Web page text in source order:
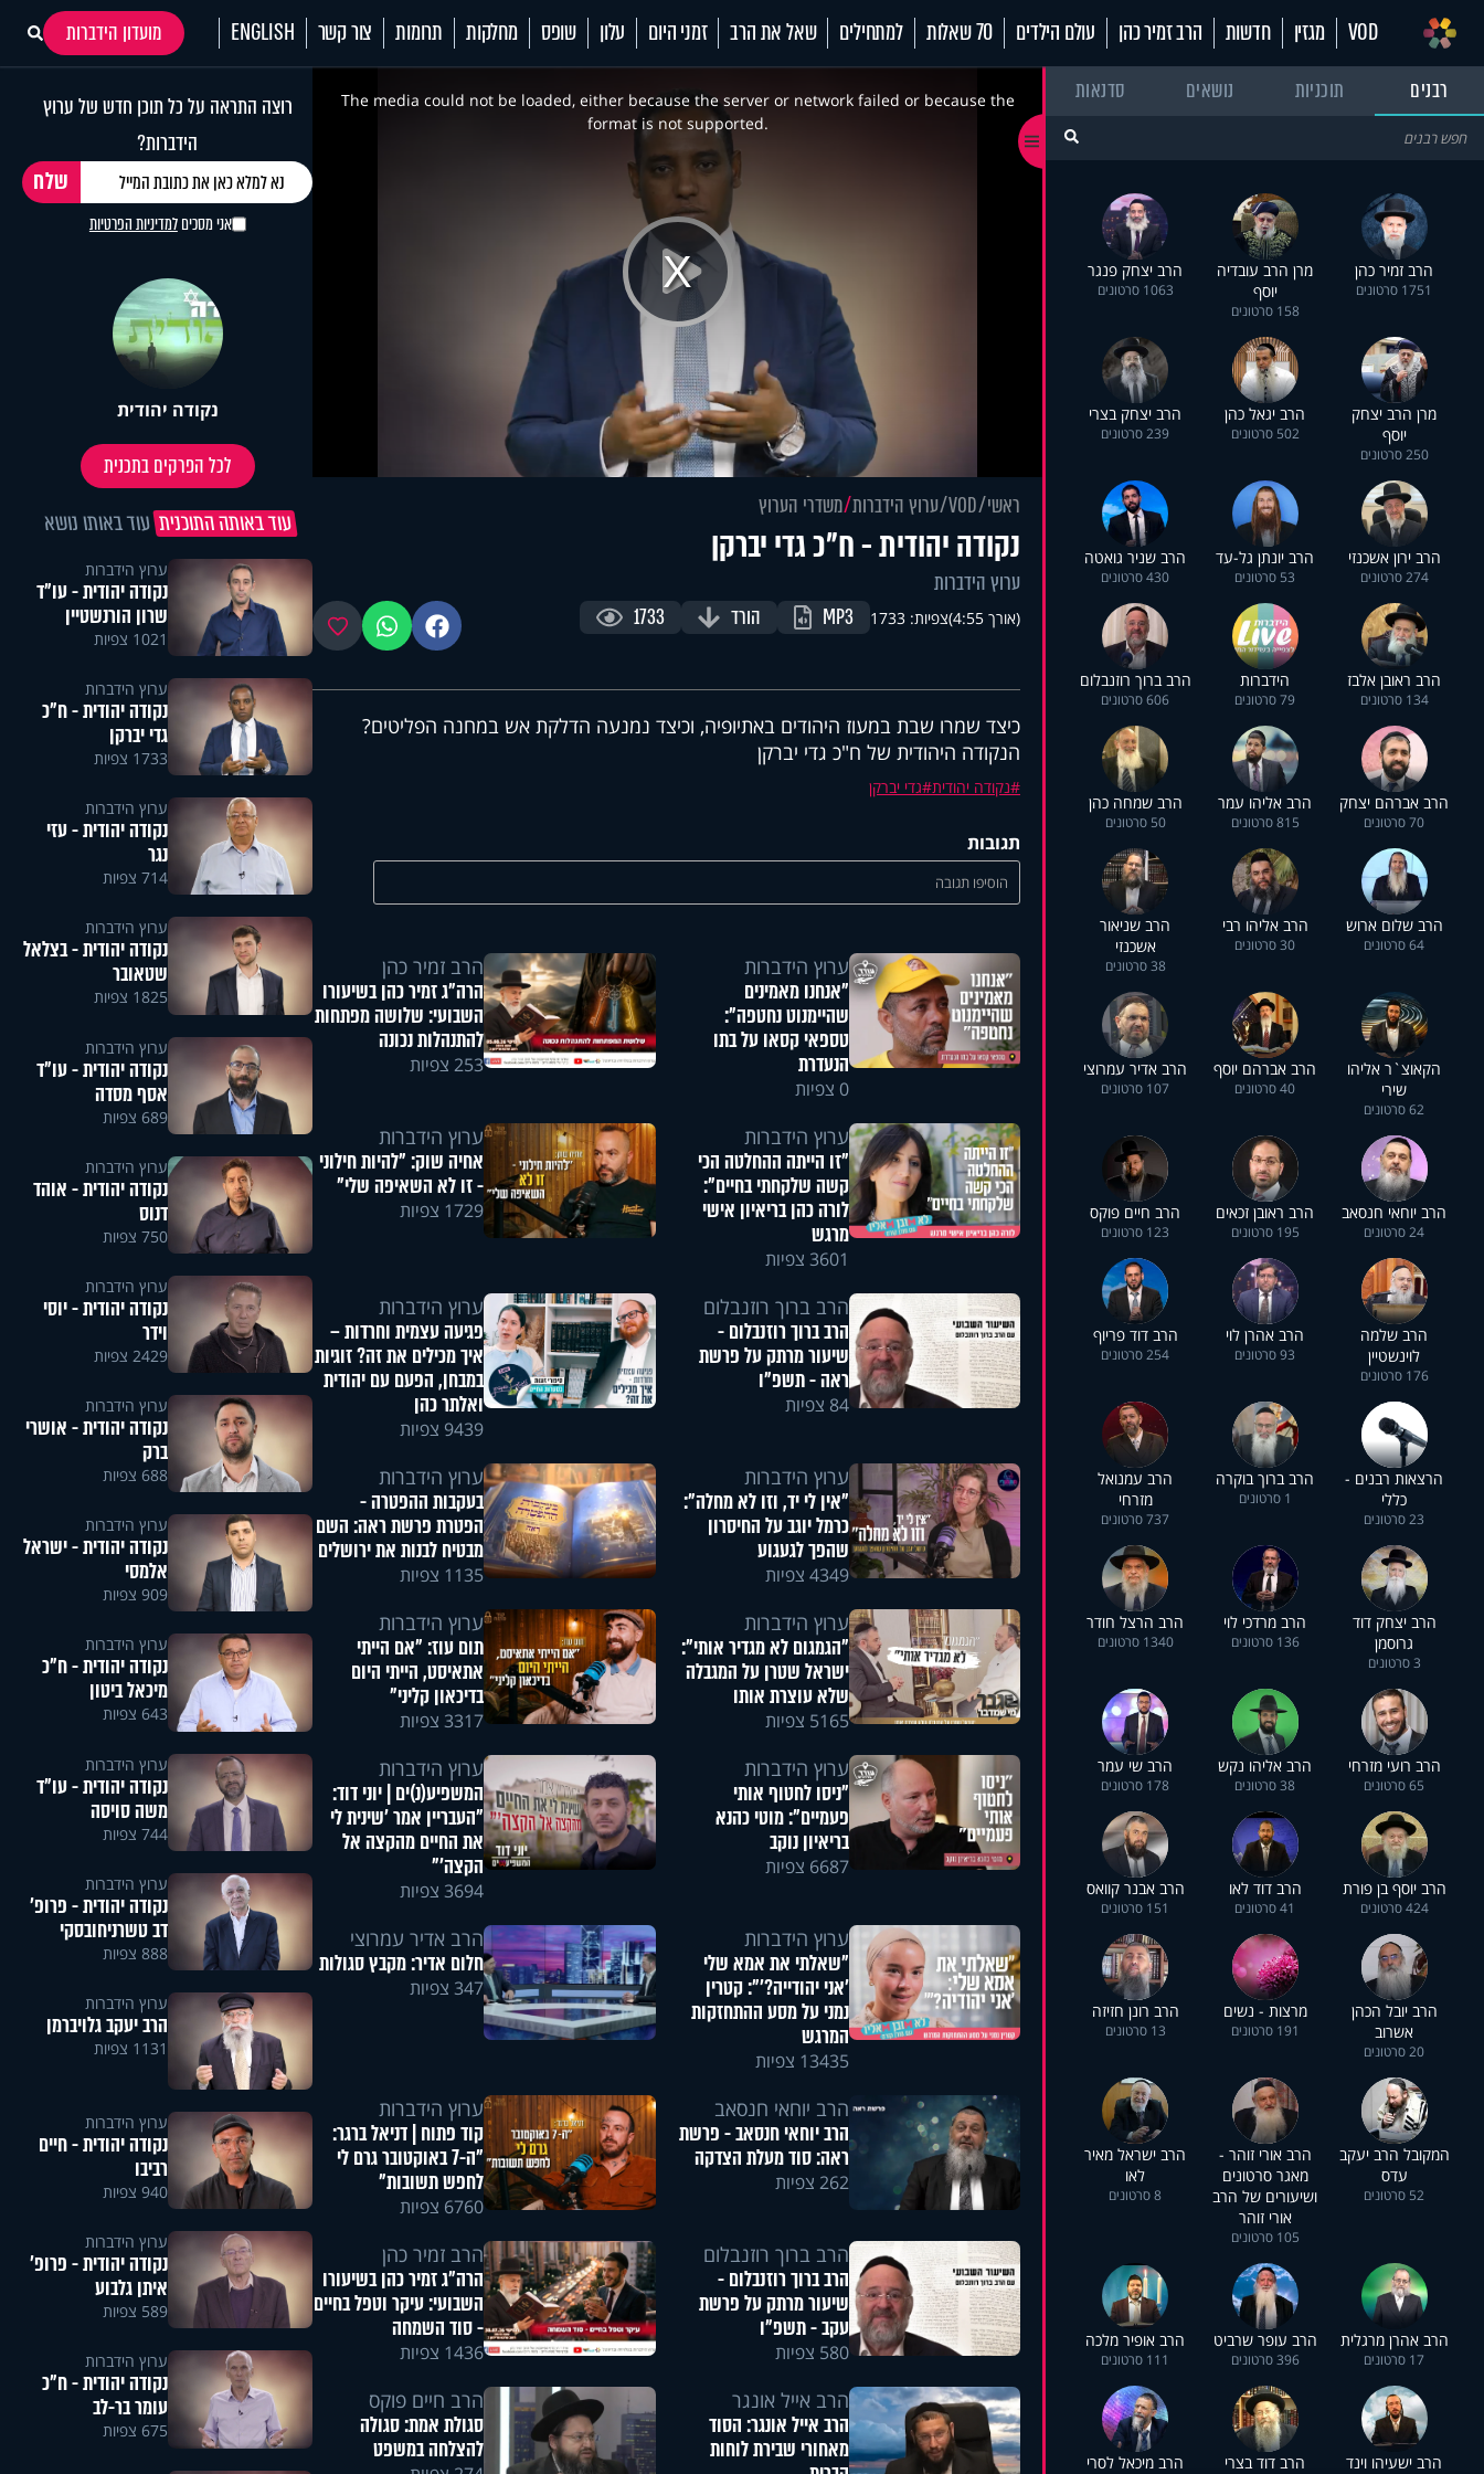
VOD מגזין חדשות הרב זמיר כהן עולם הילדים 70 שאלות למתחילים שאל את הרב זמני היום עלון שופס מחלקות תרומות צור קשר ENGLISH
מועדון הידברות
רבנים
תוכניות נושאים סדנאות
הרב זמיר כהן
1751 סרטונים
מרן הרב עובדיה
יוסף
158 סרטונים
הרב יצחק פנגר
1063 סרטונים
מרן הרב יצחק
יוסף
250 סרטונים
הרב יגאל כהן
502 סרטונים
הרב יצחק בצרי
239 סרטונים
הרב ירון אשכנזי
274 סרטונים
הרב יונתן גל-עד
53 סרטונים
הרב שניר גואטה
430 סרטונים
הרב ראובן אלבז
134 סרטונים
הידברות
79 סרטונים
הרב ברוך רוזנבלום
606 סרטונים
הרב אברהם יצחק
70 סרטונים
הרב אליהו עמר
815 סרטונים
הרב שמחה כהן
50 סרטונים
הרב שלום ארוש
64 סרטונים
הרב אליהו רבי
30 סרטונים
הרב שניאור
אשכנזי
38 סרטונים
הקאוצ`ר אליהו
שירי
62 סרטונים
הרב אברהם יוסף
40 סרטונים
הרב אדיר עמרוצי
107 סרטונים
הרב יוחאי חנסאב
24 סרטונים
הרב ראובן זכאים
195 סרטונים
הרב חיים פוקס
123 סרטונים
הרב שלמה
לוינשטיין
176 סרטונים
הרב אהרן לוי
93 סרטונים
הרב דוד פריוף
254 סרטונים
הרצאות רבנים -
כללי
23 סרטונים
הרב ברוך בוקרה
1 סרטונים
הרב עמנואל
מזרחי
737 סרטונים
הרב יצחק דוד
גרוסמן
3 סרטונים
הרב מרדכי לוי
136 סרטונים
הרב הרצל חודר
1340 סרטונים
הרב רועי מזרחי
65 סרטונים
הרב אליהו נקש
38 סרטונים
הרב שי עמר
178 סרטונים
הרב יוסף בן פורת
424 סרטונים
הרב דוד לאו
41 סרטונים
הרב אבנר קוואס
151 סרטונים
הרב יובל הכהן
אשרוב
20 סרטונים
מרצות - נשים
191 סרטונים
הרב רונן חזיזה
13 סרטונים
המקובל הרב יעקב
עדס
52 סרטונים
הרב אורי זוהר -
מאגר סרטונים
ושיעורים של הרב
אורי זוהר
105 סרטונים
הרב ישראל מאיר
לאו
8 סרטונים
הרב אהרן מרגלית
17 סרטונים
הרב עופר שרביט
396 סרטונים
הרב אופיר מלכה
111 סרטונים
הרב ישעיהו וינד הרב דוד בצרי הרב מיכאל לסרי
Play
Video
This
modalThe media could not be loaded, either because the server or network failed or because the
format is not supported.
ראשי VOD ערוץ הידברות משדרי הערוץ
נקודה יהודית - ח"כ גדי יברקן
ערוץ הידברות
(אורך 4:55) צפיות: 1733 MP3 הורד 1733 פייסבוקווטסאפ מועדפים
כיצד שמרו שבת במעוז היהודים באתיופיה, וכיצד נמנעה הדלקת אש במחנה הפליטים?
הנקודה היהודית של ח"כ גדי יברקן
נקודה יהודית גדי יברקן
תגובות
הוסיפו תגובה
ערוץ הידברות
"אנחנו מאמינים
שהיימנוט נחטפה":
טספאי קסאו על בתו
הנעדרת
0 צפיות
הרב זמיר כהן
הרה"ג זמיר כהן בשיעורו
השבועי: שלושה מפתחות
להתנהלות נכונה
253 צפיות
ערוץ הידברות
"זו הייתה ההחלטה הכי
קשה שלקחתי בחיים":
לורה כהן בריאיון אישי
מרגש
3601 צפיות
ערוץ הידברות
אחיה שוק: "להיות חילוני
- זו לא השאיפה שלי"
1729 צפיות
הרב ברוך רוזנבלום
הרב ברוך רוזנבלום -
שיעור מרתק על פרשת
ראה - תשפ"ו
84 צפיות
ערוץ הידברות
פגיעה עצמית וחרדות –
איך מכילים את זה? זוגיות
במבחן, הפעם עם יהודית
ואלתר כהן
9439 צפיות
ערוץ הידברות
"אין לי יד, וזו לא מחלה":
כרמל יוגב על החיסרון
שהפך לגעגוע
4349 צפיות
ערוץ הידברות
בעקבות ההפטרה -
הפטרת פרשת ראה: השם
מבטיח לבנות את ירושלים
1135 צפיות
ערוץ הידברות
"הגמגום לא מגדיר אותי":
ישראל שטרן על המגבלה
שלא עוצרת אותו
5165 צפיות
ערוץ הידברות
תום עוז: "אם הייתי
אתאיסט, הייתי היום
בדיכאון קליני"
3317 צפיות
ערוץ הידברות
"ניסו לחטוף אותי
פעמיים": מוטי כהנא
בריאיון נוקב
6687 צפיות
ערוץ הידברות
המשפיע(נ)ים | יוני דוד:
"העבריין אמר 'שינית לי
את החיים מהקצה אל
הקצה'"
3694 צפיות
ערוץ הידברות
"שאלתי את אמא שלי
'אני יהודייה?'": קטרין
נמני על מסע ההתחזקות
המרגש
13435 צפיות
הרב אדיר עמרוצי
חלום אדיר: מקבץ סגולות
347 צפיות
הרב יוחאי חנסאב
הרב יוחאי חנסאב - פרשת
ראה: סוד מעלת הצדקה
262 צפיות
ערוץ הידברות
קוד פתוח | דניאל ברגר:
"ה-7 באוקטובר גרם לי
לחפש תשובות"
6760 צפיות
הרב ברוך רוזנבלום
הרב ברוך רוזנבלום -
שיעור מרתק על פרשת
עקב - תשפ"ו
580 צפיות
הרב זמיר כהן
הרה"ג זמיר כהן בשיעורו
השבועי: עיקר וטפל בחיים
- סוד השמחה
1436 צפיות
הרב אייל אונגר
הרב אייל אונגר: הסוד
מאחורי שבירת לוחות
הרב חיים פוקס
סגולת אמת: סגולה
להצלחה במשפט
רוצה התראה על כל תוכן חדש של ערוץ
הידברות?
אני מסכיםלמדיניות הפרטיות
נקודה יהודית
לכל הפרקים בתכנית
עוד באותה התוכנית עוד באותו נושא
ערוץ הידברות
נקודה יהודית - עו"ד
שרון הורנשטיין
1021 צפיות
ערוץ הידברות
נקודה יהודית - ח"כ
גדי יברקן
1733 צפיות
ערוץ הידברות
נקודה יהודית - עזי
נגר
714 צפיות
ערוץ הידברות
נקודה יהודית - בצלאל
שטאובר
1825 צפיות
ערוץ הידברות
נקודה יהודית - עו"ד
אסף מסדה
689 צפיות
ערוץ הידברות
נקודה יהודית - אוהד
דנוס
750 צפיות
ערוץ הידברות
נקודה יהודית - יוסי
וידר
2429 צפיות
ערוץ הידברות
נקודה יהודית - אושרי
ברק
688 צפיות
ערוץ הידברות
נקודה יהודית - ישראל
אלמסי
909 צפיות
ערוץ הידברות
נקודה יהודית - ח"כ
מיכאל ביטון
643 צפיות
ערוץ הידברות
נקודה יהודית - עו"ד
משה סויסה
744 צפיות
ערוץ הידברות
נקודה יהודית - פרופ'
דב טשרניחובסקי
888 צפיות
ערוץ הידברות
הרב יעקב גלויברמן
1131 צפיות
ערוץ הידברות
נקודה יהודית - חיים
רביבו
940 צפיות
ערוץ הידברות
נקודה יהודית - פרופ'
איתן גלבוע
589 צפיות
ערוץ הידברות
נקודה יהודית - ח"כ
עומר בר-לב
675 צפיות